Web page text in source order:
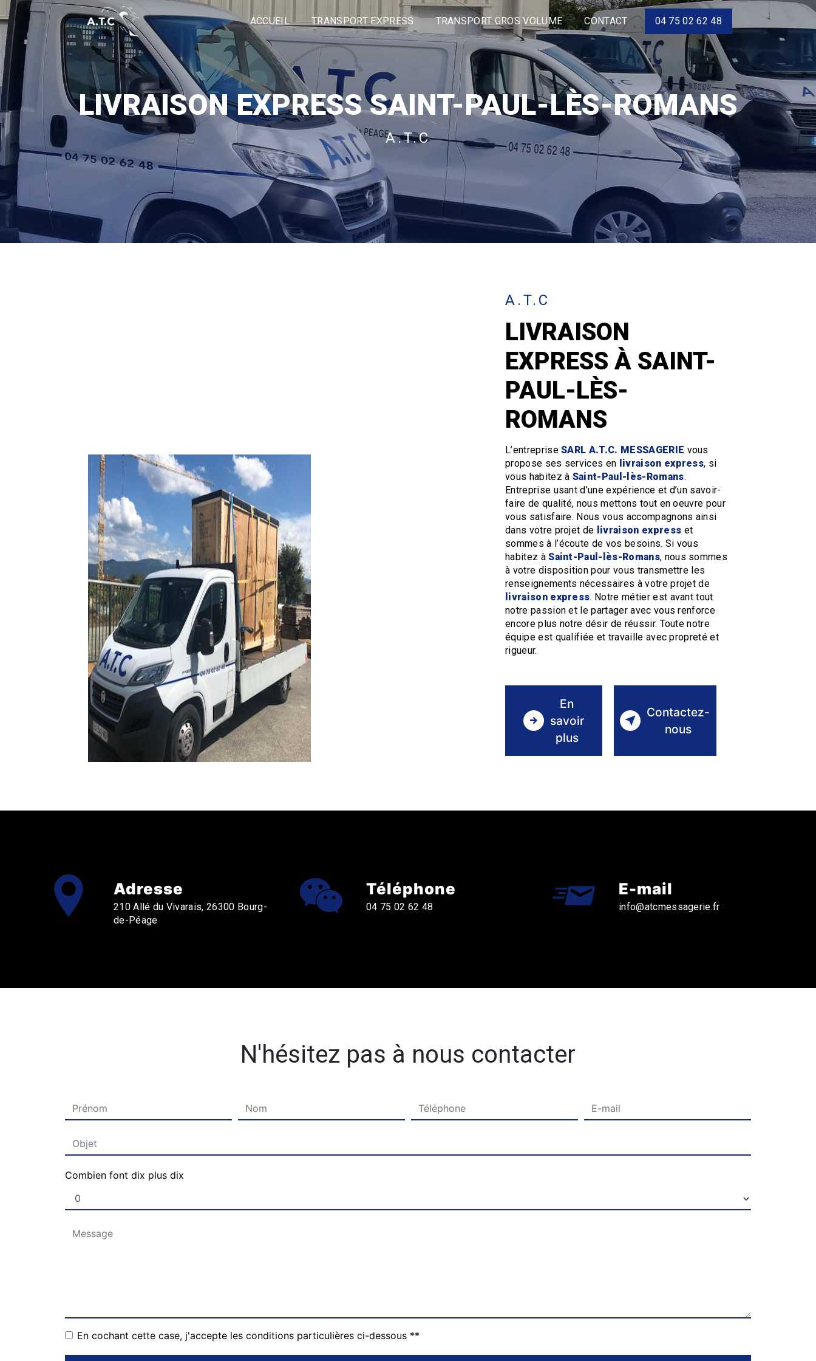
ACCUEIL TRANSPORT EXPRESS TRANSPORT GROS VOLUME CONTACT 04 75 02 62 48
LIVRAISON EXPRESS SAINT-PAUL-LÈS-ROMANS
A.T.C
A.T.C
LIVRAISON
EXPRESS À SAINT-
PAUL-LÈS-
ROMANS
L’entrepriseSARL A.T.C. MESSAGERIE vous
propose ses services en livraison express, si
vous habitez à Saint-Paul-lès-Romans.
Entreprise usant d’une expérience et d’un savoir-
faire de qualité, nous mettons tout en oeuvre pour
vous satisfaire. Nous vous accompagnons ainsi
dans votre projet de livraison express et
sommes à l’écoute de vos besoins. Si vous
habitez àSaint-Paul-lès-Romans, nous sommes
à votre disposition pour vous transmettre les
renseignements nécessaires à votre projet de
livraison express. Notre métier est avant tout
notre passion et le partager avec vous renforce
encore plus notre désir de réussir. Toute notre
équipe est qualifiée et travaille avec propreté et
rigueur.
En
savoir
plus
Contactez-
nous
Adresse
210 Allé du Vivarais, 26300 Bourg-
de-Péage
Téléphone
04 75 02 62 48
E-mail
info@atcmessagerie.fr
N'hésitez pas à nous contacter
Combien font dix plus dix
En cochant cette case, j'accepte les conditions particulières ci-dessous **
Panneau de gestion des cookies